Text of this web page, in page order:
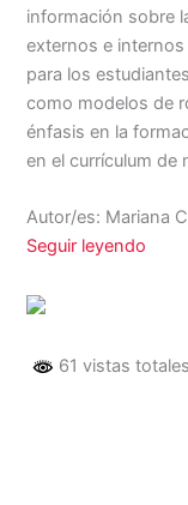
información sobre
externos e internos
para los
como modelos de
énfasis en la
en el currículum de
Autor/es: Mariana
Seguir leyendo
61 vistas totales